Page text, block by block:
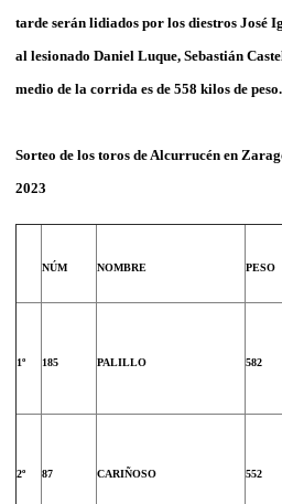
tarde serán lidiados por los diestros José
al lesionado Daniel Luque, Sebastián
medio de la corrida es de 558 kilos de peso.
Sorteo de los toros de Alcurrucén en
2023
NÚM NOMBRE PESO
1º 185 PALILLO 582
2º 87 CARIÑOSO 552